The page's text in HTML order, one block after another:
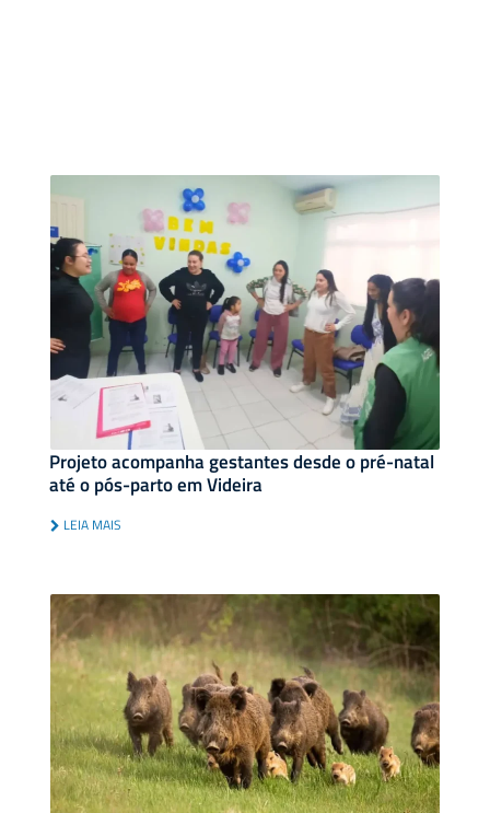
Projeto acompanha gestantes desde o pré-natal
até o pós-parto em Videira
LEIA MAIS